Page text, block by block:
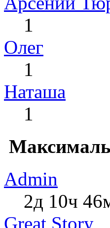
1
Олег
1
Наташа
1
Admin
2д 10ч
Great Story